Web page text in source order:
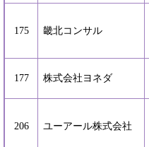
175 畿北コンサル
177 株式会社ヨネダ
206 ユーアール株式会社